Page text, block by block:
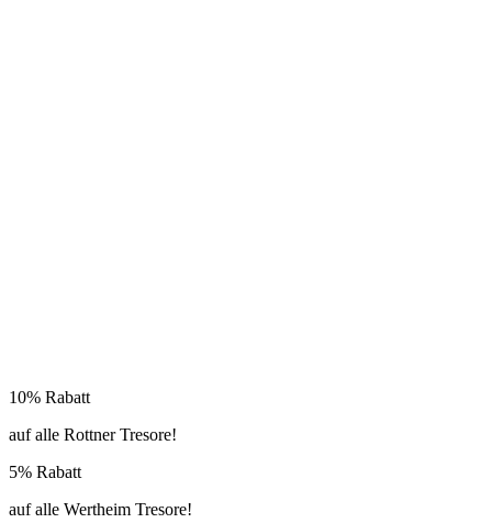
10% Rabatt
auf alle Rottner Tresore!
5% Rabatt
auf alle Wertheim Tresore!